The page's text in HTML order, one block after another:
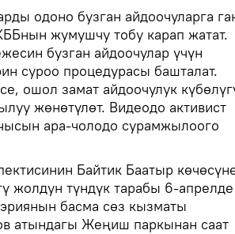
одоно бузган айдоочуларга
жумушчу тобу карап жатат.
бузган айдоочулар үчүн
суроо процедурасы башталат.
ошол замат айдоочулук
жөнөтүлөт. Видеодо активист
ара-чолодо сурамжылоого
Байтик Баатыр
жолдун түндүк тарабы 6-апрелде
басма сөз кызматы
атындагы Жеңиш паркынан саат